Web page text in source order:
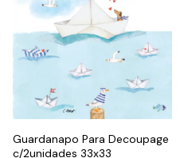
Guardanapo Para Decoupage
c/2unidades 33x33